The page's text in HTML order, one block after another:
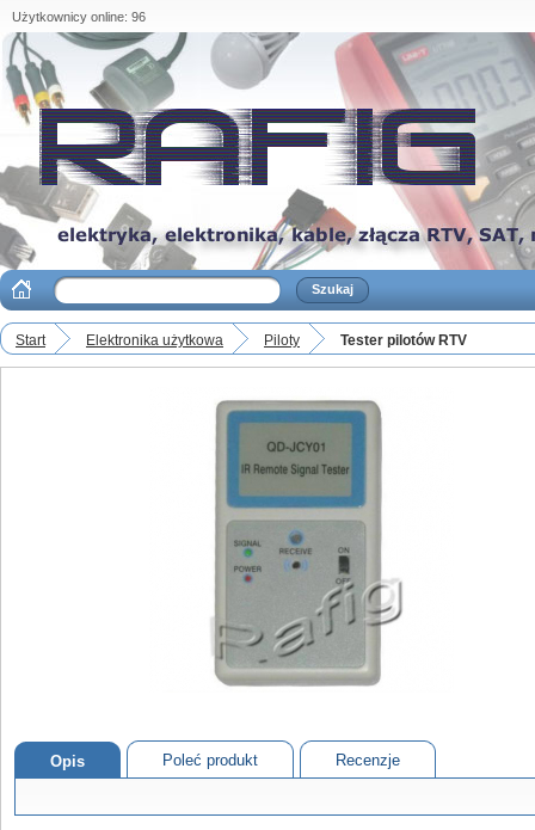
Użytkownicy online: 96
Start Elektronika użytkowa Piloty Tester pilotów RTV
Opis Poleć produkt Recenzje